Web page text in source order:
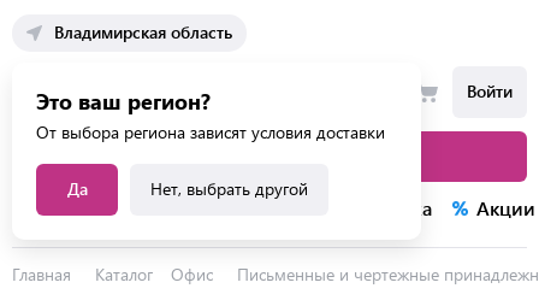
Владимирская область
Это ваш регион?
От выбора региона зависят условия доставки
Да Нет, выбрать другой
Войти
Каталог услуг Распродажа Акции
Главная Каталог Офис Письменные и чертежные